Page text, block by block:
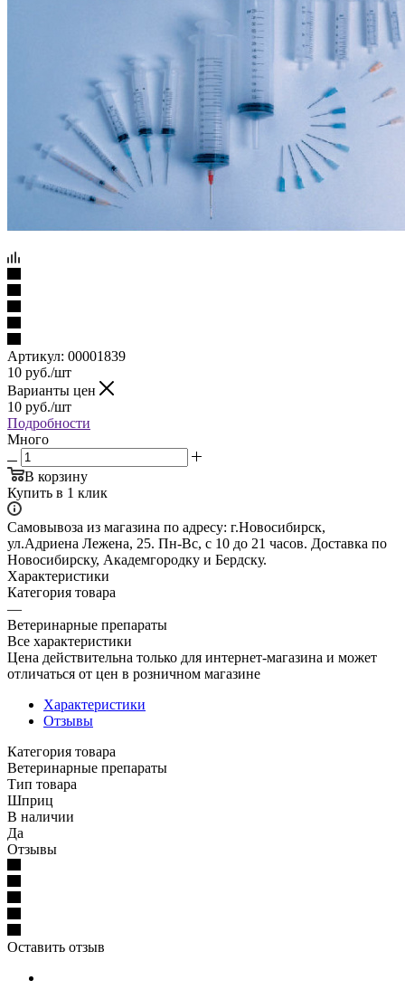
Артикул: 00001839
10 руб./шт
Варианты цен
10 руб./шт
Подробности
Много
В корзину
Купить в 1 клик
Самовывоза из магазина по адресу: г.Новосибирск,
ул.Адриена Лежена, 25. Пн-Вс, с 10 до 21 часов. Доставка по
Новосибирску, Академгородку и Бердску.
Характеристики
Категория товара
—
Ветеринарные препараты
Все характеристики
Цена действительна только для интернет-магазина и может
отличаться от цен в розничном магазине
Характеристики
Отзывы
Категория товара
Ветеринарные препараты
Тип товара
Шприц
В наличии
Да
Отзывы
Оставить отзыв